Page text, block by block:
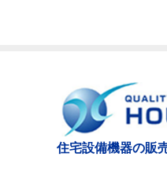
住宅設備機器の販